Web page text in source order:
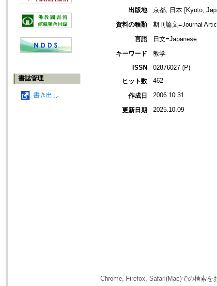
書誌管理
書き出し
出版地
京都, 日本 [Kyoto,
資料の種類
期刊論文=Journal
言語
日文=Japanese
キーワード
教学
ISSN
02876027 (P)
ヒット数
462
作成日 2006.10.31
更新日期 2025.10.09
Chrome, Firefox, Safari(Mac)での検索を